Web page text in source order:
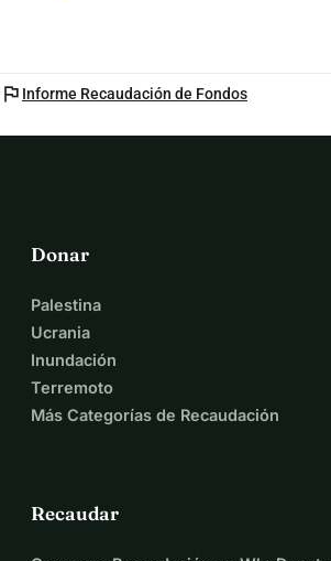
flag Informe Recaudación de Fondos
Donar
Palestina
Ucrania
Inundación
Terremoto
Más Categorías de Recaudación
Recaudar